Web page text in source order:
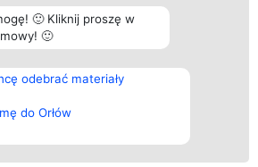
🙂 Kliknij proszę w
🙂
odebrać materiały
do Orłów
Plebiscyt
Laureaci
wszystkich
Laureatów
Regulamin
Kontakt
Kontakt